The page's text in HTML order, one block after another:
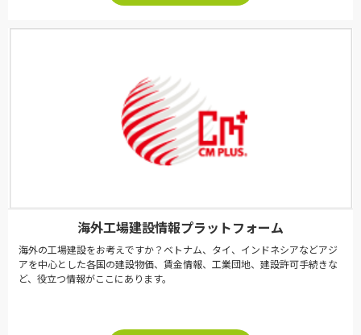
海外工場建設情報プラットフォーム
海外の工場建設をお考えですか？ベトナム、タイ、インドネシアなどアジ
アを中心とした各国の建設物価、賃金情報、工業団地、建設許可手続きな
ど、役立つ情報がここにあります。